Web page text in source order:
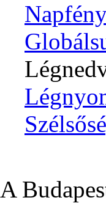
A